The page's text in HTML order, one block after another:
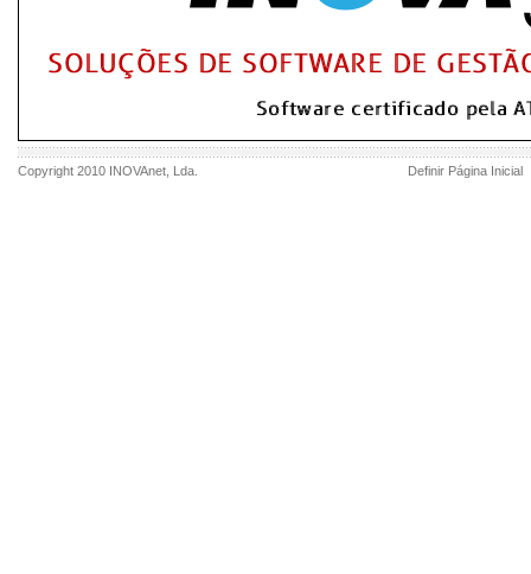
Copyright 2010 INOVAnet , Lda. Definir Página Inicial